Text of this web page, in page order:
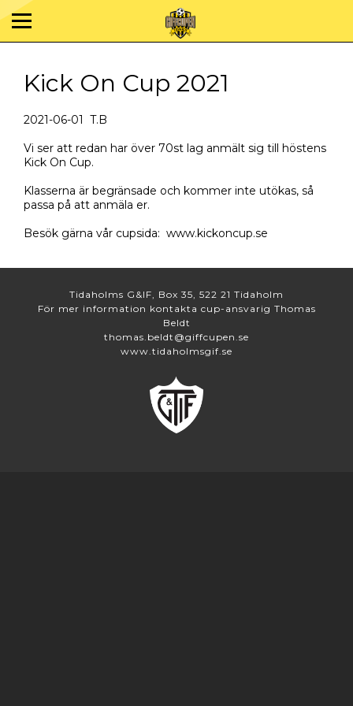
Kick On Cup 2021
2021-06-01 T.B
Vi ser att redan har över 70st lag anmält sig till höstens
Kick On Cup.
Klasserna är begränsade och kommer inte utökas, så
passa på att anmäla er.
Besök gärna vår cupsida: www.kickoncup.se
Tidaholms G&IF, Box 35, 522 21 Tidaholm
För mer information kontakta cup-ansvarig Thomas
Beldt
thomas.beldt@giffcupen.se
www.tidaholmsgif.se